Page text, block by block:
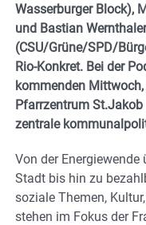
Wasserburger Block),
und Bastian Wernthaler
(CSU/Grüne/SPD/
Rio-Konkret. Bei der
kommenden
Pfarrzentrum
zentrale
Von der
Stadt bis hin zu
soziale Themen,
stehen im Fokus der